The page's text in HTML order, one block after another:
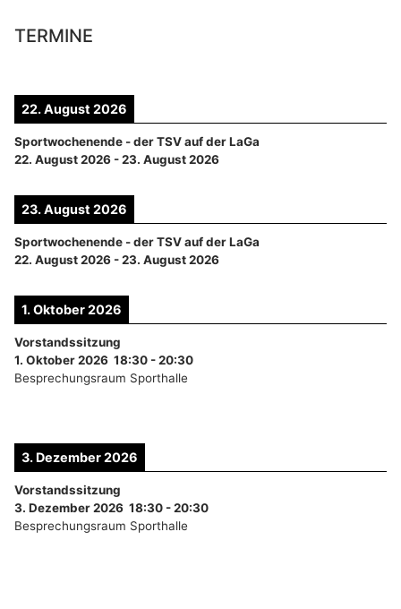
TERMINE
22. August 2026
Sportwochenende - der TSV auf der LaGa
22. August 2026 -23. August 2026
23. August 2026
Sportwochenende - der TSV auf der LaGa
22. August 2026 -23. August 2026
1. Oktober 2026
Vorstandssitzung
1. Oktober 2026 18:30 -20:30
Besprechungsraum Sporthalle
3. Dezember 2026
Vorstandssitzung
3. Dezember 2026 18:30 -20:30
Besprechungsraum Sporthalle